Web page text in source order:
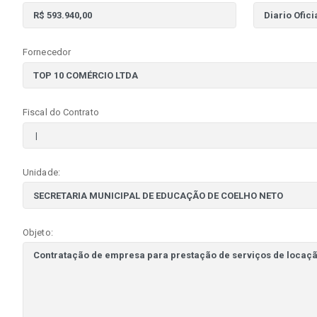
Fornecedor
Fiscal do Contrato
Unidade:
Objeto: